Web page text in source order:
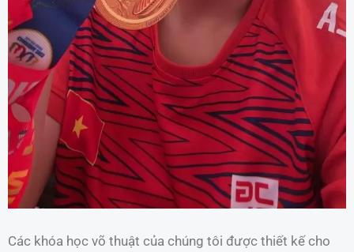
Các khóa học võ thuật của chúng tôi được thiết kế cho